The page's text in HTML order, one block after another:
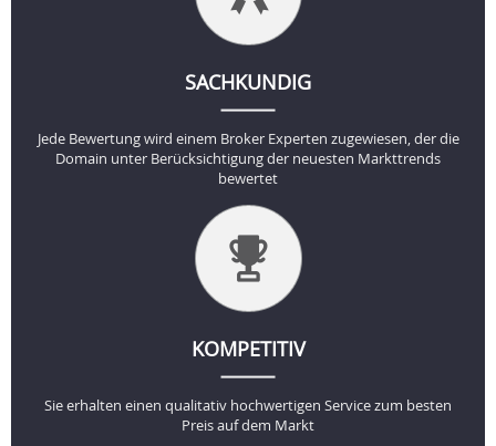
SACHKUNDIG
Jede Bewertung wird einem Broker Experten zugewiesen, der die
Domain unter Berücksichtigung der neuesten Markttrends
bewertet
KOMPETITIV
Sie erhalten einen qualitativ hochwertigen Service zum besten
Preis auf dem Markt